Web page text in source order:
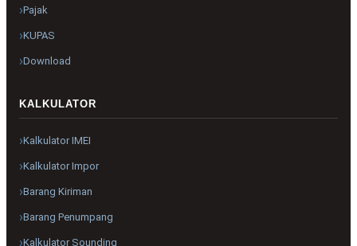
Pajak
KUPAS
Download
KALKULATOR
Kalkulator IMEI
Kalkulator Impor
Barang Kiriman
Barang Penumpang
Kalkulator Sounding